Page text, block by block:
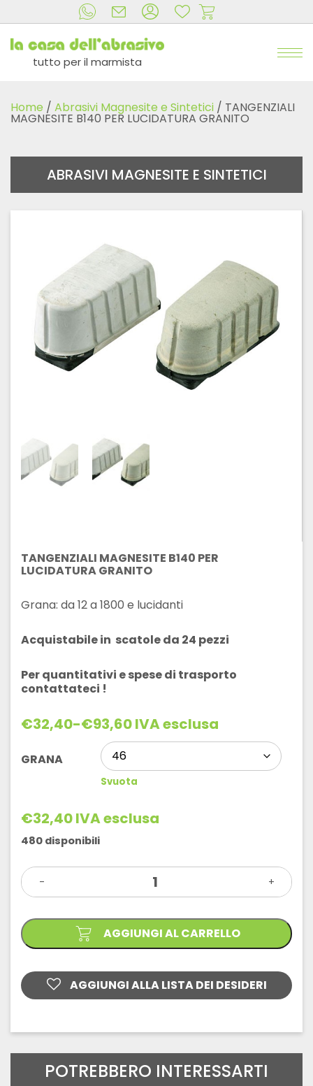
tutto per il marmista
Home / Abrasivi Magnesite e Sintetici / TANGENZIALI
MAGNESITE B140 PER LUCIDATURA GRANITO
ABRASIVI MAGNESITE E SINTETICI
TANGENZIALI MAGNESITE B140 PER
LUCIDATURA GRANITO
Grana: da 12 a 1800 e lucidanti
Acquistabile in scatole da 24 pezzi
Per quantitativi e spese di trasporto
contattateci !
€32,40-€93,60
Fascia
prezzo:
€93,60
IVA esclusa
GRANA
Svuota
€32,40IVA esclusa
480 disponibili
-
TANGENZIALI
B140
LUCIDATURA
GRANITO
quantità
+
AGGIUNGI AL CARRELLO
AGGIUNGI ALLA LISTA DEI DESIDERI
POTREBBERO INTERESSARTI